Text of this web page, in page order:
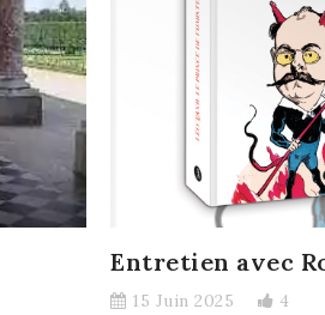
Entretien avec
15 Juin 2025
4